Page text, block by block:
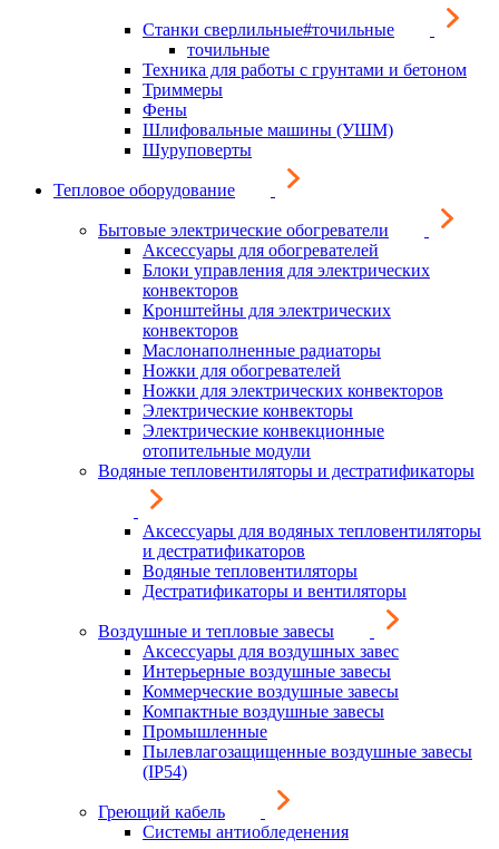
Станки сверлильные#точильные
точильные
Техника для работы с грунтами и бетоном
Триммеры
Фены
Шлифовальные машины (УШМ)
Шуруповерты
Тепловое оборудование
Бытовые электрические обогреватели
Аксессуары для обогревателей
Блоки управления для электрических
конвекторов
Кронштейны для электрических
конвекторов
Маслонаполненные радиаторы
Ножки для обогревателей
Ножки для электрических конвекторов
Электрические конвекторы
Электрические конвекционные
отопительные модули
Водяные тепловентиляторы и дестратификаторы
Аксессуары для водяных тепловентиляторы
и дестратификаторов
Водяные тепловентиляторы
Дестратификаторы и вентиляторы
Воздушные и тепловые завесы
Аксессуары для воздушных завес
Интерьерные воздушные завесы
Коммерческие воздушные завесы
Компактные воздушные завесы
Промышленные
Пылевлагозащищенные воздушные завесы
(IP54)
Греющий кабель
Системы антиобледенения